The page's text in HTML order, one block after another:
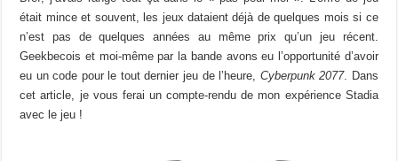
était mince et souvent, les jeux dataient déjà de quelques mois si ce
n’est pas de quelques années au même prix qu’un jeu récent.
Geekbecois et moi-même par la bande avons eu l’opportunité d’avoir
eu un code pour le tout dernier jeu de l’heure, Cyberpunk 2077. Dans
cet article, je vous ferai un compte-rendu de mon expérience Stadia
avec le jeu !